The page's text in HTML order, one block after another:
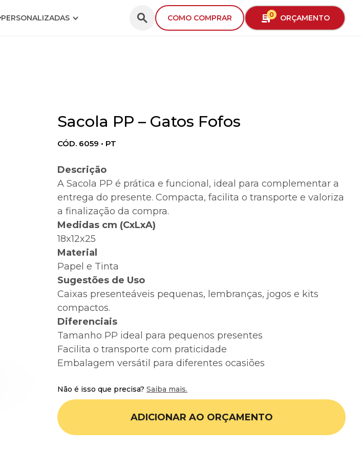
PERSONALIZADAS COMO COMPRAR 0 ORÇAMENTO
Sacola PP – Gatos Fofos
CÓD. 6059 • PT
Descrição
A Sacola PP é prática e funcional, ideal para complementar a
entrega do presente. Compacta, facilita o transporte e valoriza
a finalização da compra.
Medidas cm (CxLxA)
18x12x25
Material
Papel e Tinta
Sugestões de Uso
Caixas presenteáveis pequenas, lembranças, jogos e kits
compactos.
Diferenciais
Tamanho PP ideal para pequenos presentes
Facilita o transporte com praticidade
Embalagem versátil para diferentes ocasiões
Não é isso que precisa?Saiba mais.
ADICIONAR AO ORÇAMENTO